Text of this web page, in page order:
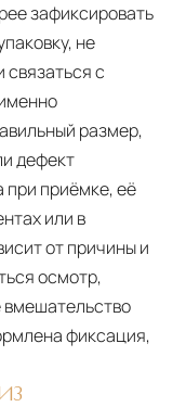
зафиксировать
не
с
размер,
дефект
при приёмке, её
или в
от причины и
осмотр,
вмешательство
фиксация,